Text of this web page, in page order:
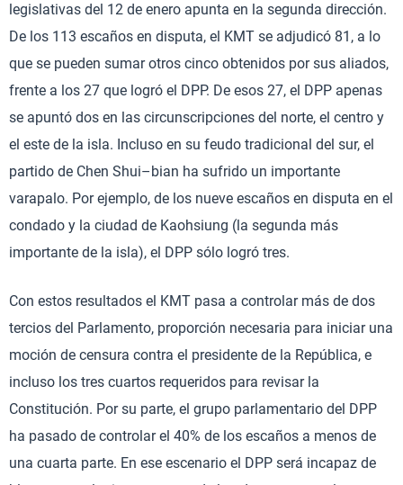
legislativas del 12 de enero apunta en la segunda dirección.
De los 113 escaños en disputa, el KMT se adjudicó 81, a lo
que se pueden sumar otros cinco obtenidos por sus aliados,
frente a los 27 que logró el DPP. De esos 27, el DPP apenas
se apuntó dos en las circunscripciones del norte, el centro y
el este de la isla. Incluso en su feudo tradicional del sur, el
partido de Chen Shui–bian ha sufrido un importante
varapalo. Por ejemplo, de los nueve escaños en disputa en el
condado y la ciudad de Kaohsiung (la segunda más
importante de la isla), el DPP sólo logró tres.
Con estos resultados el KMT pasa a controlar más de dos
tercios del Parlamento, proporción necesaria para iniciar una
moción de censura contra el presidente de la República, e
incluso los tres cuartos requeridos para revisar la
Constitución. Por su parte, el grupo parlamentario del DPP
ha pasado de controlar el 40% de los escaños a menos de
una cuarta parte. En ese escenario el DPP será incapaz de